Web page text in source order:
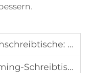
Investition für wachsende Büros
Wahl für technische Arbeitsräume?